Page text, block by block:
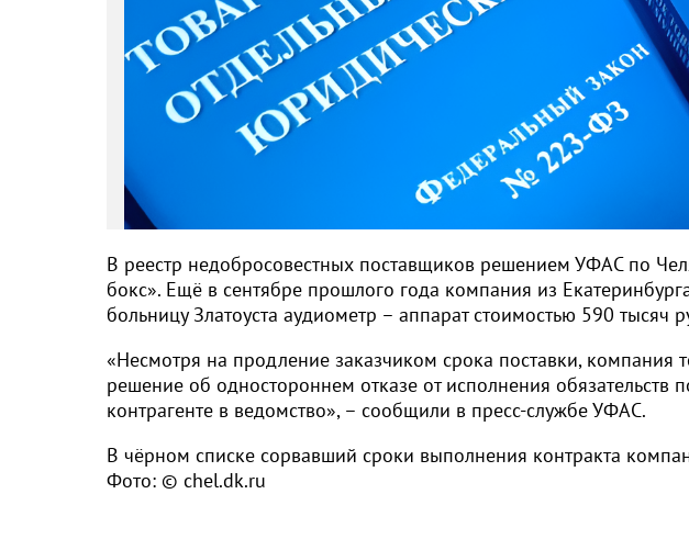
В реестр недобросовестных поставщиков решением УФАС по
бокс». Ещё в сентябре прошлого года компания из
больницу Златоуста аудиометр – аппарат стоимостью 590 тысяч
«Несмотря на продление заказчиком срока поставки, компания
решение об одностороннем отказе от исполнения обязательств
контрагенте в ведомство», – сообщили в пресс-службе УФАС.
В чёрном списке сорвавший сроки выполнения контракта
Фото: © chel.dk.ru